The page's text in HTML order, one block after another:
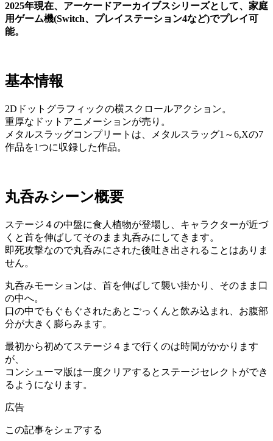
2025年現在、アーケードアーカイブスシリーズとして、家庭
用ゲーム機(Switch、プレイステーション4など)でプレイ可
能。
基本情報
2Dドットグラフィックの横スクロールアクション。
重厚なドットアニメーションが売り。
メタルスラッグコンプリートは、メタルスラッグ1～6,Xの7
作品を1つに収録した作品。
丸呑みシーン概要
ステージ４の中盤に食人植物が登場し、キャラクターが近づ
くと首を伸ばしてそのまま丸呑みにしてきます。
即死攻撃なので丸呑みにされた後吐き出されることはありま
せん。
丸呑みモーションは、首を伸ばして襲い掛かり、そのまま口
の中へ。
口の中でもぐもぐされたあとごっくんと飲み込まれ、お腹部
分が大きく膨らみます。
最初から初めてステージ４まで行くのは時間がかかります
が、
コンシューマ版は一度クリアするとステージセレクトができ
るようになります。
広告
この記事をシェアする